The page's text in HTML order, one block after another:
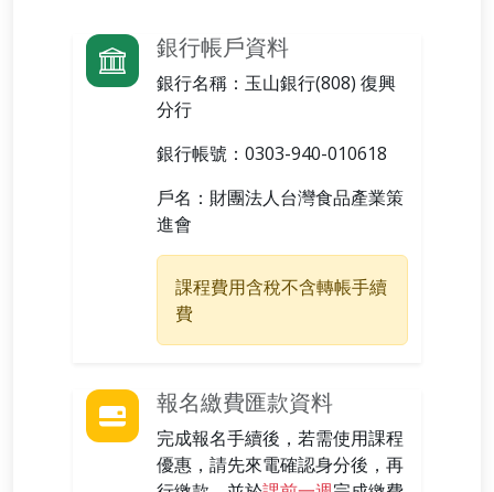
銀行帳戶資料
銀行名稱： 玉山銀行(808) 復興
分行
銀行帳號： 0303-940-010618
戶名： 財團法人台灣食品產業策
進會
課程費用含稅不含轉帳手續
費
報名繳費匯款資料
完成報名手續後，若需使用課程
優惠，請先來電確認身分後，再